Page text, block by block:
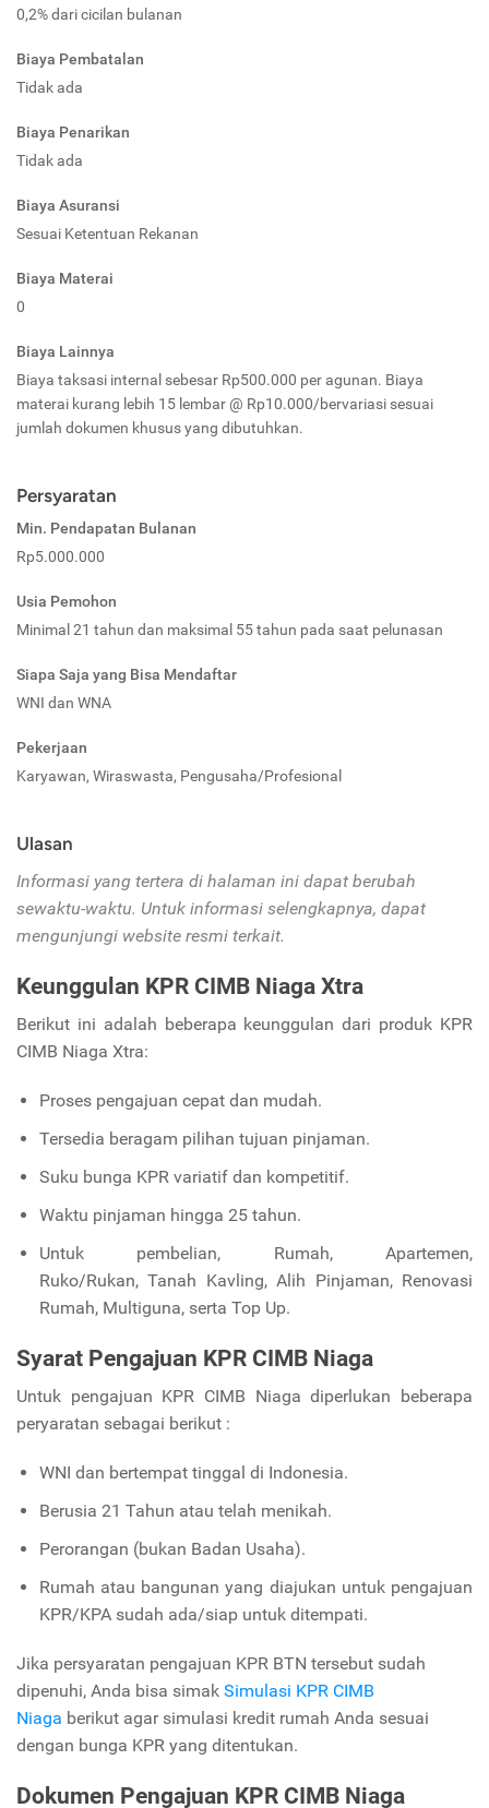
0,2% dari cicilan bulanan
Biaya Pembatalan
Tidak ada
Biaya Penarikan
Tidak ada
Biaya Asuransi
Sesuai Ketentuan Rekanan
Biaya Materai
0
Biaya Lainnya
Biaya taksasi internal sebesar Rp500.000 per agunan. Biaya
materai kurang lebih 15 lembar @ Rp10.000/bervariasi sesuai
jumlah dokumen khusus yang dibutuhkan.
Persyaratan
Min. Pendapatan Bulanan
Rp5.000.000
Usia Pemohon
Minimal 21 tahun dan maksimal 55 tahun pada saat pelunasan
Siapa Saja yang Bisa Mendaftar
WNI dan WNA
Pekerjaan
Karyawan, Wiraswasta, Pengusaha/Profesional
Ulasan
Informasi yang tertera di halaman ini dapat berubah
sewaktu-waktu. Untuk informasi selengkapnya, dapat
mengunjungi website resmi terkait.
Keunggulan KPR CIMB Niaga Xtra
Berikut ini adalah beberapa keunggulan dari produk KPR
CIMB Niaga Xtra:
Proses pengajuan cepat dan mudah.
Tersedia beragam pilihan tujuan pinjaman.
Suku bunga KPR variatif dan kompetitif.
Waktu pinjaman hingga 25 tahun.
Untuk pembelian, Rumah, Apartemen,
Ruko/Rukan,Tanah Kavling, Alih Pinjaman, Renovasi
Rumah, Multiguna, serta Top Up.
Syarat Pengajuan KPR CIMB Niaga
Untuk pengajuan KPR CIMB Niaga diperlukan beberapa
peryaratan sebagai berikut :
WNI dan bertempat tinggal di Indonesia.
Berusia 21 Tahun atau telah menikah.
Perorangan (bukan Badan Usaha).
Rumah atau bangunan yang diajukan untuk pengajuan
KPR/KPA sudah ada/siapuntuk ditempati.
Jika persyaratan pengajuan KPR BTN tersebut sudah
dipenuhi, Anda bisa simak Simulasi KPR CIMB
Niaga berikut agar simulasi kredit rumah Anda sesuai
dengan bunga KPR yang ditentukan.
Dokumen Pengajuan KPR CIMB Niaga